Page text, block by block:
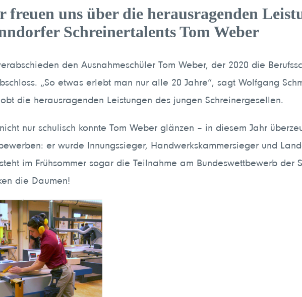
freuen uns über die herausragenden
Schreinertalents Tom Weber
den Ausnahmeschüler Tom Weber, der 2020 die
„So etwas erlebt man nur alle 20 Jahre“, sagt Wolfgang
die herausragenden Leistungen des jungen Schreinergesellen.
nur schulisch konnte Tom Weber glänzen – in diesem Jahr
er wurde Innungssieger, Handwerkskammersieger und
im Frühsommer sogar die Teilnahme am Bundeswettbewerb der
die Daumen!